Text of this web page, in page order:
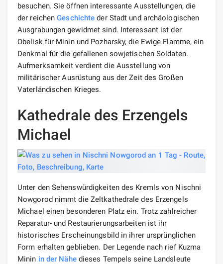
besuchen. Sie öffnen interessante Ausstellungen, die
der reichenGeschichte der Stadt und archäologischen
Ausgrabungen gewidmet sind. Interessant ist der
Obelisk für Minin und Pozharsky, die Ewige Flamme, ein
Denkmal für die gefallenen sowjetischen Soldaten.
Aufmerksamkeit verdient die Ausstellung von
militärischer Ausrüstung aus der Zeit des Großen
Vaterländischen Krieges.
Kathedrale des Erzengels
Michael
Unter den Sehenswürdigkeiten des Kremls von Nischni
Nowgorod nimmt die Zeltkathedrale des Erzengels
Michael einen besonderen Platz ein. Trotz zahlreicher
Reparatur- und Restaurierungsarbeiten ist ihr
historisches Erscheinungsbild in ihrer ursprünglichen
Form erhalten geblieben. Der Legende nach rief Kuzma
Minin in der Nähedieses Tempels seine Landsleute